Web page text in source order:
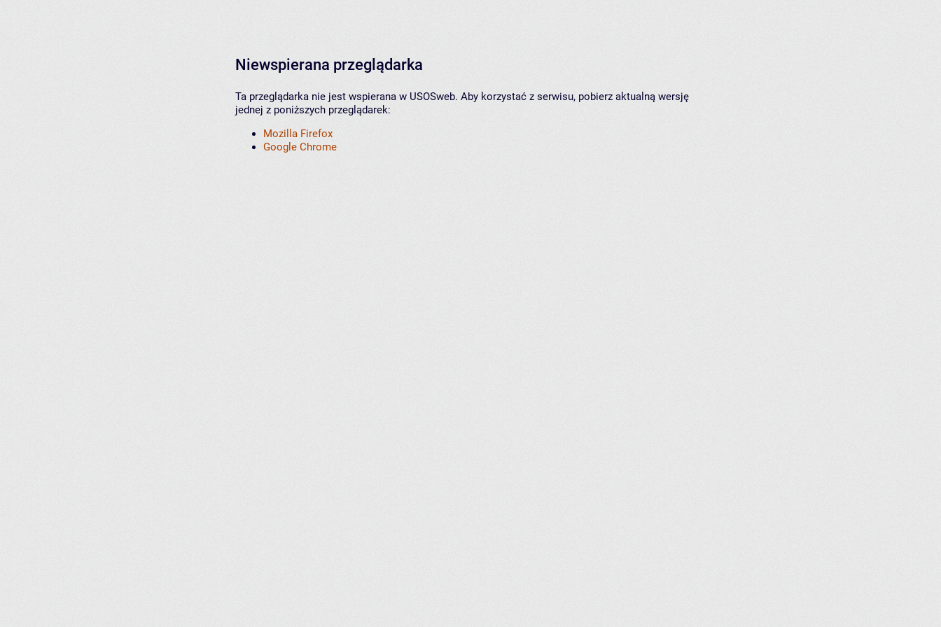
Niewspierana przeglądarka
Ta przeglądarka nie jest wspierana w USOSweb. Aby korzystać z serwisu, pobierz aktualną wersję
jednej z poniższych przeglądarek:
Mozilla Firefox
Google Chrome